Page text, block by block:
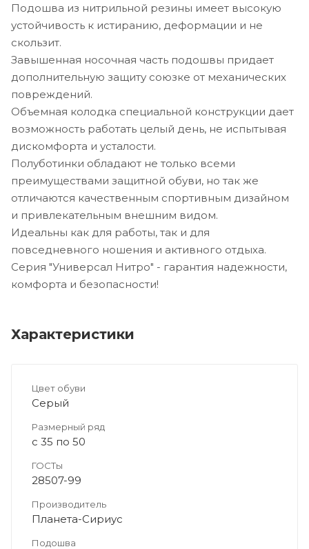
Подошва из нитрильной резины имеет высокую
устойчивость к истиранию, деформации и не
скользит.
Завышенная носочная часть подошвы придает
дополнительную защиту союзке от механических
повреждений.
Объемная колодка специальной конструкции дает
возможность работать целый день, не испытывая
дискомфорта и усталости.
Полуботинки обладают не только всеми
преимуществами защитной обуви, но так же
отличаются качественным спортивным дизайном
и привлекательным внешним видом.
Идеальны как для работы, так и для
повседневного ношения и активного отдыха.
Серия "Универсал Нитро" - гарантия надежности,
комфорта и безопасности!
Характеристики
Цвет обуви
Серый
Размерный ряд
с 35 по 50
ГОСТы
28507-99
Производитель
Планета-Сириус
Подошва